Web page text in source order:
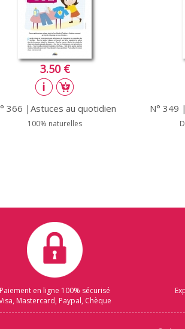
3.50 €
366 |Astuces au quotidien
100% naturelles
N° 349
Paiement en ligne 100% sécurisé
Mastercard, Paypal, Chèque